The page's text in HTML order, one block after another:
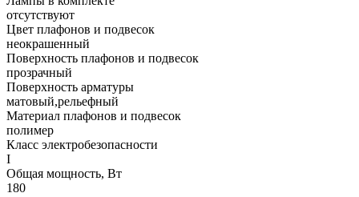
отсутствуют
Цвет плафонов и подвесок
неокрашенный
Поверхность плафонов и подвесок
прозрачный
Поверхность арматуры
матовый,рельефный
Материал плафонов и подвесок
полимер
Класс электробезопасности
I
Общая мощность, Вт
180